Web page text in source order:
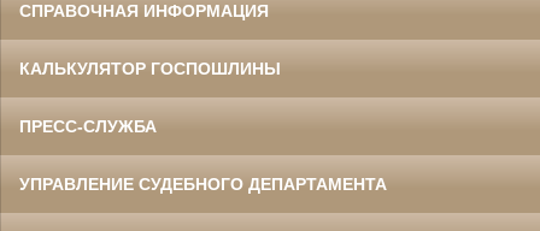
СПРАВОЧНАЯ ИНФОРМАЦИЯ
КАЛЬКУЛЯТОР ГОСПОШЛИНЫ
ПРЕСС-СЛУЖБА
УПРАВЛЕНИЕ СУДЕБНОГО ДЕПАРТАМЕНТА